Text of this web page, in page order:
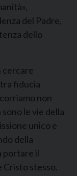
del Padre,
dello
cercare
fiducia
non
le vie della
unico e
della
portare il
Cristo stesso.